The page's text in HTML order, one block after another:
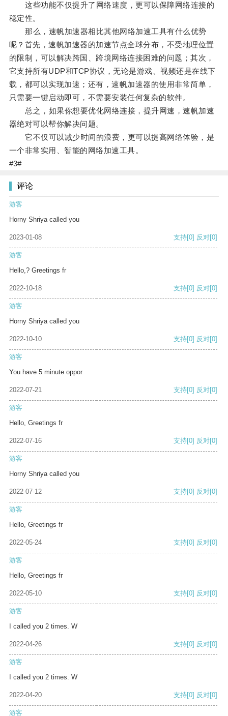
这些功能不仅提升了网络速度，更可以保障网络连接的
稳定性。
那么，速帆加速器相比其他网络加速工具有什么优势
呢？首先，速帆加速器的加速节点全球分布，不受地理位置
的限制，可以解决跨国、跨境网络连接困难的问题；其次，
它支持所有UDP和TCP协议，无论是游戏、视频还是在线下
载，都可以实现加速；还有，速帆加速器的使用非常简单，
只需要一键启动即可，不需要安装任何复杂的软件。
总之，如果你想要优化网络连接，提升网速，速帆加速
器绝对可以帮你解决问题。
它不仅可以减少时间的浪费，更可以提高网络体验，是
一个非常实用、智能的网络加速工具。
#3#
评论
游客
Horny Shriya called you
2023-01-08 支持[0] 反对[0]
游客
Hello,? Greetings fr
2022-10-18 支持[0] 反对[0]
游客
Horny Shriya called you
2022-10-10 支持[0] 反对[0]
游客
You have 5 minute oppor
2022-07-21 支持[0] 反对[0]
游客
Hello, Greetings fr
2022-07-16 支持[0] 反对[0]
游客
Horny Shriya called you
2022-07-12 支持[0] 反对[0]
游客
Hello, Greetings fr
2022-05-24 支持[0] 反对[0]
游客
Hello, Greetings fr
2022-05-10 支持[0] 反对[0]
游客
I called you 2 times. W
2022-04-26 支持[0] 反对[0]
游客
I called you 2 times. W
2022-04-20 支持[0] 反对[0]
游客